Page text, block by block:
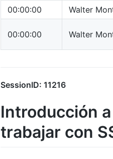
00:00:00
Walter
00:00:00 Walter
SessionID: 11216
Introducción
trabajar con